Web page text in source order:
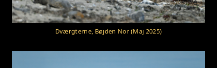
Dværgterne, Bøjden Nor (Maj 2025)